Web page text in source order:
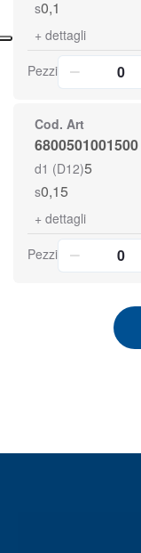
s0,1
+ dettagli
Pezzi
Cod. Art
6800501001500
d1 (D12)5
s0,15
+ dettagli
Pezzi